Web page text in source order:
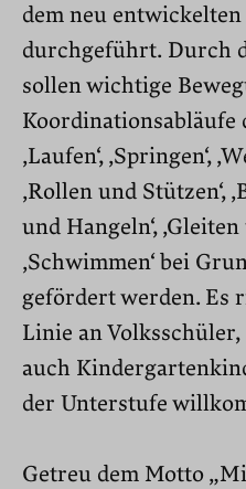
dem neu
durchgeführt. Durch
sollen wichtige
‚Laufen‘, ‚Springen‘,
‚Rollen und Stützen‘,
und Hangeln‘,
‚Schwimmen‘ bei
gefördert werden. Es
Linie an
auch
der Unterstufe
Getreu dem Motto